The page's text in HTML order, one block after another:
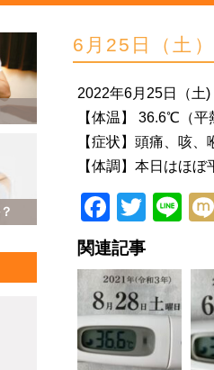
6月25日（土
2022年6月25日（土)
【体温】 36.6℃（平
【症状】頭痛、咳
【体調】本日はほぼ
関連記事